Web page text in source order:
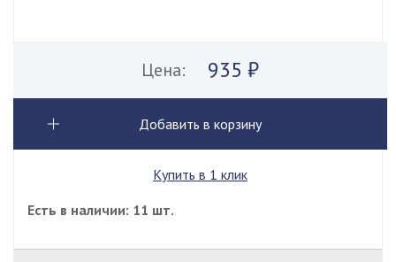
Цена: 935 ₽
Добавить в корзину
Купить в 1 клик
Есть в наличии: 11 шт.